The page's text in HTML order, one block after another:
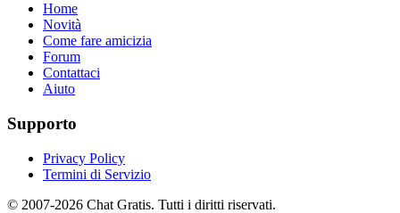
Home
Novità
Come fare amicizia
Forum
Contattaci
Aiuto
Supporto
Privacy Policy
Termini di Servizio
© 2007-2026 Chat Gratis. Tutti i diritti riservati.